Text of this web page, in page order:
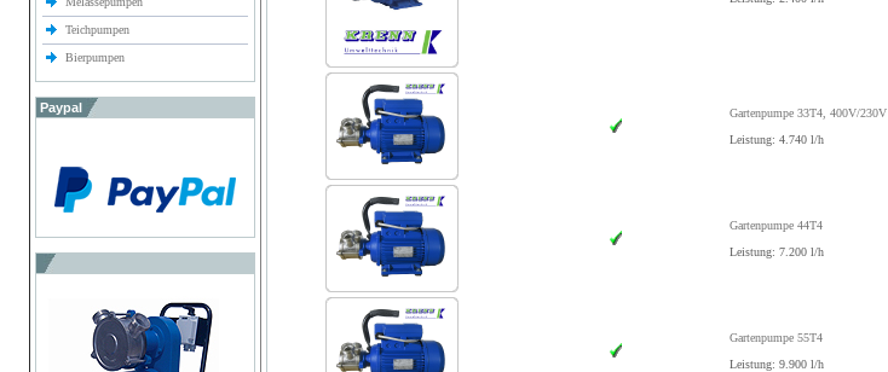
Teichpumpen
Bierpumpen
Paypal
Gartenpumpe 33T4, 400V/230V
Leistung: 4.740 l/h
Gartenpumpe 44T4
Leistung: 7.200 l/h
Gartenpumpe 55T4
Leistung: 9.900 l/h